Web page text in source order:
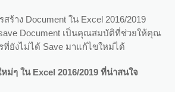
ร้าง Document ใน Excel 2016/2019
Document เป็นคุณสมบัติที่ช่วยให้คุณ
ที่ยังไม่ได้ Save มาแก้ไขใหม่ได้
ม่ๆ ใน Excel 2016/2019 ที่น่าสนใจ